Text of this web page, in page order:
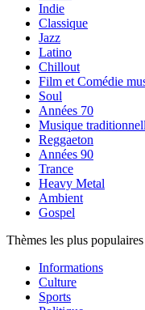
Indie
Classique
Jazz
Latino
Chillout
Film et Comédie
Soul
Années 70
Musique
Reggaeton
Années 90
Trance
Heavy Metal
Ambient
Gospel
Thèmes les plus populaires
Informations
Culture
Sports